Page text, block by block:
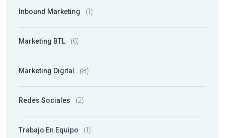
Inbound Marketing (1)
Marketing BTL (6)
Marketing Digital (8)
Redes Sociales (2)
Trabajo En Equipo (1)